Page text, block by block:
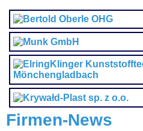
Firmen-News